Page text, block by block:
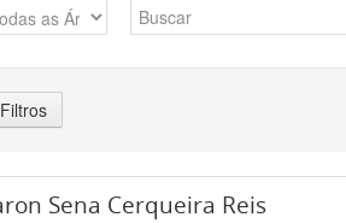
Sena Cerqueira Reis